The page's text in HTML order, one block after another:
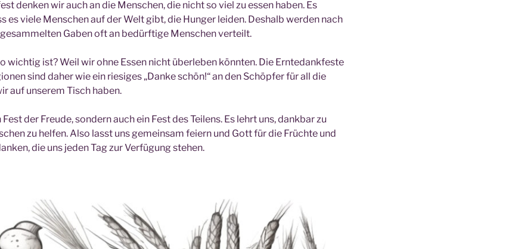
denken wir auch an die Menschen, die nicht so viel zu essen haben. Es
es viele Menschen auf der Welt gibt, die Hunger leiden. Deshalb werden nach
Gaben oft an bedürftige Menschen verteilt.
wichtig ist? Weil wir ohne Essen nicht überleben könnten. Die Erntedankfeste
sind daher wie ein riesiges „Danke schön!“ an den Schöpfer für all die
auf unserem Tisch haben.
der Freude, sondern auch ein Fest des Teilens. Es lehrt uns, dankbar zu
zu helfen. Also lasst uns gemeinsam feiern und Gott für die Früchte und
die uns jeden Tag zur Verfügung stehen.